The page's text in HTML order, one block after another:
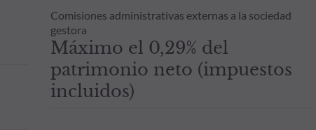
Comisiones administrativas externas a la sociedad
gestora
Máximo el 0,29% del
patrimonio neto (impuestos
incluidos)